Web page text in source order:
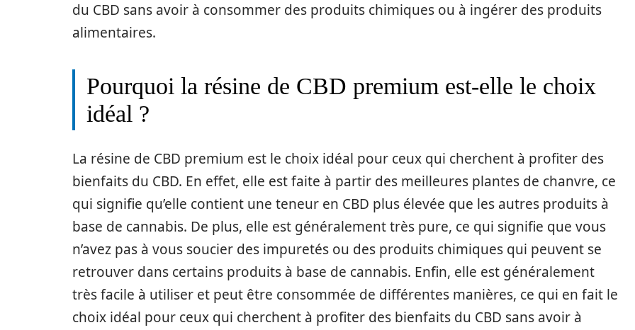
du CBD sans avoir à consommer des produits chimiques ou à ingérer des produits
alimentaires.
Pourquoi la résine de CBD premium est-elle le choix
idéal ?
La résine de CBD premium est le choix idéal pour ceux qui cherchent à profiter des
bienfaits du CBD. En effet, elle est faite à partir des meilleures plantes de chanvre, ce
qui signifie qu’elle contient une teneur en CBD plus élevée que les autres produits à
base de cannabis. De plus, elle est généralement très pure, ce qui signifie que vous
n’avez pas à vous soucier des impuretés ou des produits chimiques qui peuvent se
retrouver dans certains produits à base de cannabis. Enfin, elle est généralement
très facile à utiliser et peut être consommée de différentes manières, ce qui en fait le
choix idéal pour ceux qui cherchent à profiter des bienfaits du CBD sans avoir à